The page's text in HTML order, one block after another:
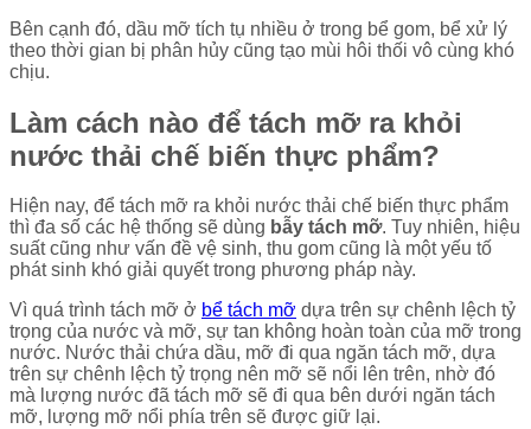
Bên cạnh đó, dầu mỡ tích tụ nhiều ở trong bể gom, bể xử lý
theo thời gian bị phân hủy cũng tạo mùi hôi thối vô cùng khó
chịu.
Làm cách nào để tách mỡ ra khỏi
nước thải chế biến thực phẩm?
Hiện nay, để tách mỡ ra khỏi nước thải chế biến thực phẩm
thì đa số các hệ thống sẽ dùng bẫy tách mỡ. Tuy nhiên, hiệu
suất cũng như vấn đề vệ sinh, thu gom cũng là một yếu tố
phát sinh khó giải quyết trong phương pháp này.
Vì quá trình tách mỡ ở bể tách mỡ dựa trên sự chênh lệch tỷ
trọng của nước và mỡ, sự tan không hoàn toàn của mỡ trong
nước. Nước thải chứa dầu, mỡ đi qua ngăn tách mỡ, dựa
trên sự chênh lệch tỷ trọng nên mỡ sẽ nổi lên trên, nhờ đó
mà lượng nước đã tách mỡ sẽ đi qua bên dưới ngăn tách
mỡ, lượng mỡ nổi phía trên sẽ được giữ lại.